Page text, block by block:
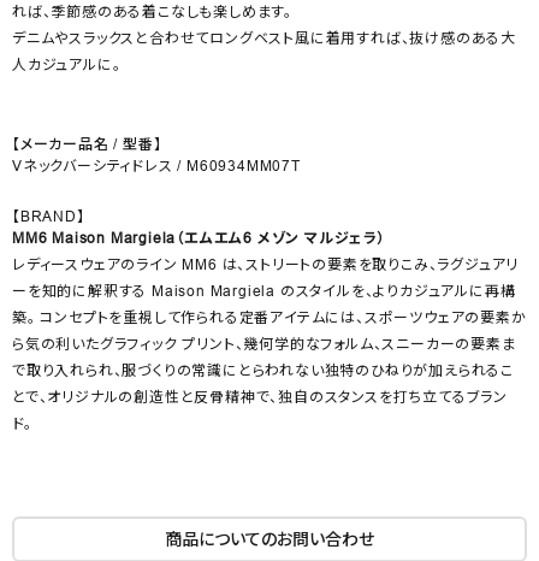
れば、季節感のある着こなしも楽しめます。
デニムやスラックスと合わせてロングベスト風に着用すれば、抜け感のある大
人カジュアルに。
【メーカー品名 / 型番】
Vネックバーシティドレス / M60934MM07T
【BRAND】
MM6 Maison Margiela（エムエム6 メゾン マルジェラ）
レディースウェアのライン MM6 は、ストリートの要素を取りこみ、ラグジュアリ
ーを知的に解釈する Maison Margiela のスタイルを、よりカジュアルに再構
築。 コンセプトを重視して作られる定番アイテムには、スポーツウェアの要素か
ら気の利いたグラフィック プリント、幾何学的なフォルム、スニーカーの要素ま
で取り入れられ、服づくりの常識にとらわれない独特のひねりが加えられるこ
とで、オリジナルの創造性と反骨精神で、独自のスタンスを打ち立てるブラン
ド。
商品についてのお問い合わせ